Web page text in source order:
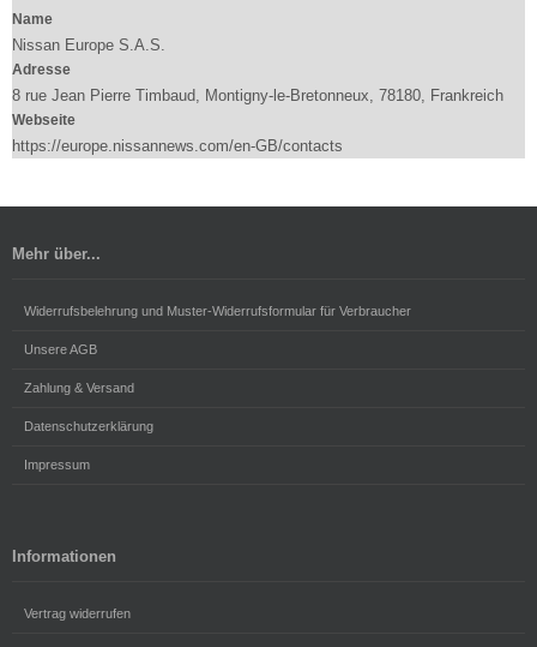
Name
Nissan Europe S.A.S.
Adresse
8 rue Jean Pierre Timbaud, Montigny-le-Bretonneux, 78180, Frankreich
Webseite
https://europe.nissannews.com/en-GB/contacts
Mehr über...
Widerrufsbelehrung und Muster-Widerrufsformular für Verbraucher
Unsere AGB
Zahlung & Versand
Datenschutzerklärung
Impressum
Informationen
Vertrag widerrufen